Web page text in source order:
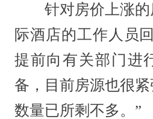
针对房价上涨的
际酒店的工作人员
提前向有关部门进
备，目前房源也很
数量已所剩不多。”